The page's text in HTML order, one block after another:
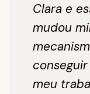
Clara e
mudou
meu